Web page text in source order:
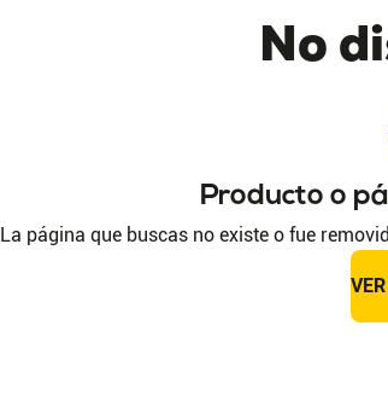
No
Producto o
La página que buscas no existe o fue